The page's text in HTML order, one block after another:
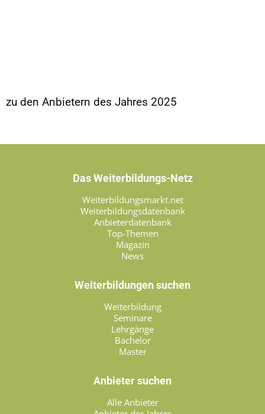
zu den Anbietern des Jahres 2025
Das Weiterbildungs-Netz
Weiterbildungsmarkt.net
Weiterbildungsdatenbank
Anbieterdatenbank
Top-Themen
Magazin
News
Weiterbildungen suchen
Weiterbildung
Seminare
Lehrgänge
Bachelor
Master
Anbieter suchen
Alle Anbieter